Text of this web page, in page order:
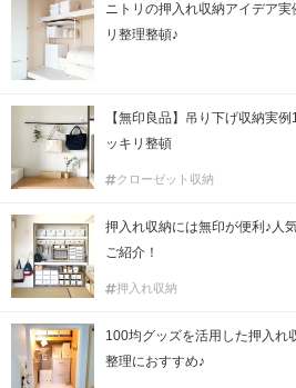
ニトリの押入れ収納アイデア
リ整理整頓♪
【無印良品】吊り下げ収納実
ッキリ整頓
クローゼット収納
押入れ収納には無印が便利♪人
ご紹介！
押入れ収納
100均グッズを活用した押入れ
整理におすすめ♪